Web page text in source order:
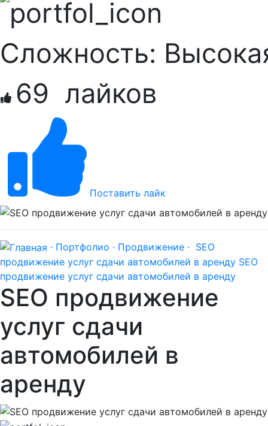
Сложность:
69 лайков
Поставить лайк
· Портфолио · Продвижение · SEO
продвижение услуг сдачи автомобилей в аренду SEO
продвижение услуг сдачи автомобилей в аренду
SEO продвижение
услуг сдачи
автомобилей в
аренду